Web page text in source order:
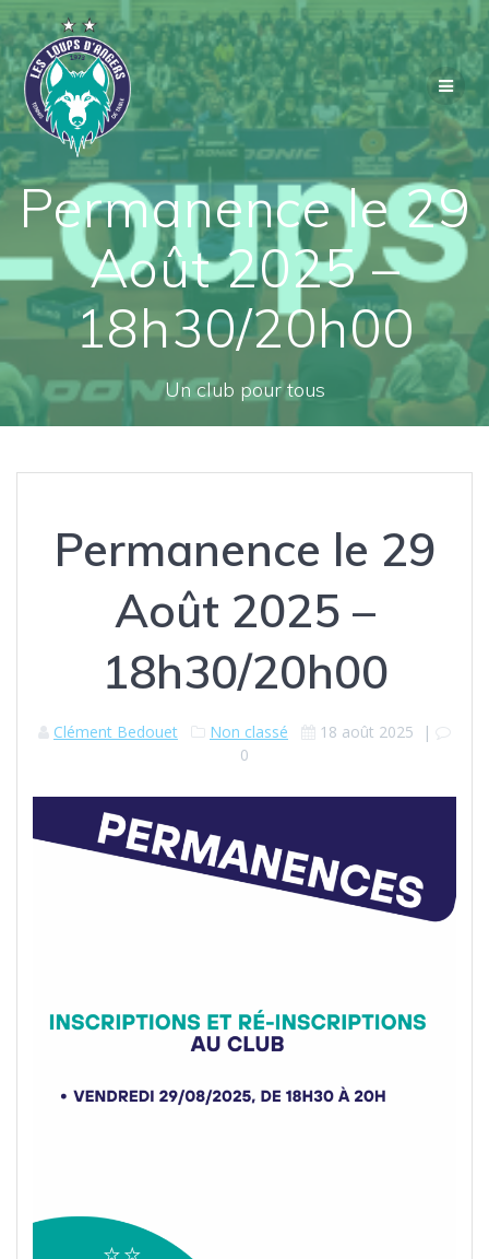
Passer
au
contenu
Permanence le 29
Août 2025 –
18h30/20h00
Un club pour tous
Permanence le 29
Août 2025 –
18h30/20h00
Clément Bedouet Non classé 18 août 2025 |
0